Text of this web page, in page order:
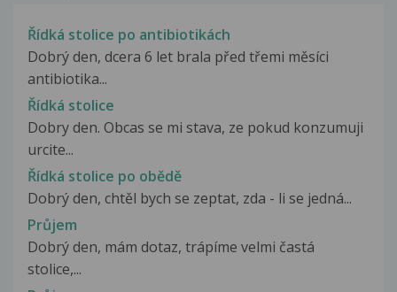
Řídká stolice po antibiotikách
Dobrý den, dcera 6 let brala před třemi měsíci
antibiotika...
Řídká stolice
Dobry den. Obcas se mi stava, ze pokud konzumuji
urcite...
Řídká stolice po obědě
Dobrý den, chtěl bych se zeptat, zda - li se jedná...
Průjem
Dobrý den, mám dotaz, trápíme velmi častá
stolice,...